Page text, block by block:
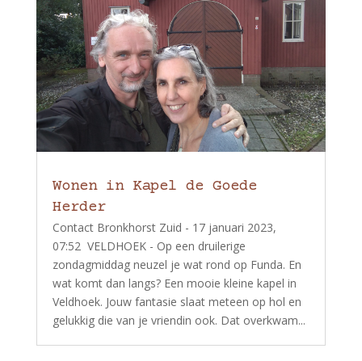
Wonen in Kapel de Goede
Herder
Contact Bronkhorst Zuid - 17 januari 2023,
07:52 VELDHOEK - Op een druilerige
zondagmiddag neuzel je wat rond op Funda. En
wat komt dan langs? Een mooie kleine kapel in
Veldhoek. Jouw fantasie slaat meteen op hol en
gelukkig die van je vriendin ook. Dat overkwam...